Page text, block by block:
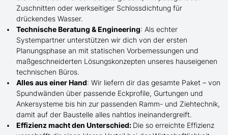
Zuschnitten oder werkseitiger Schlossdichtung für
drückendes Wasser.
Technische Beratung & Engineering: Als echter
Systempartner unterstützen wir dich von der ersten
Planungsphase an mit statischen Vorbemessungen und
maßgeschneiderten Lösungskonzepten unseres hauseigenen
technischen Büros.
Alles aus einer Hand: Wir liefern dir das gesamte Paket – von
Spundwänden über passende Eckprofile, Gurtungen und
Ankersysteme bis hin zur passenden Ramm- und Ziehtechnik,
damit auf der Baustelle alles nahtlos ineinandergreift.
Effizienz macht den Unterschied: Die so erreichte Effizienz